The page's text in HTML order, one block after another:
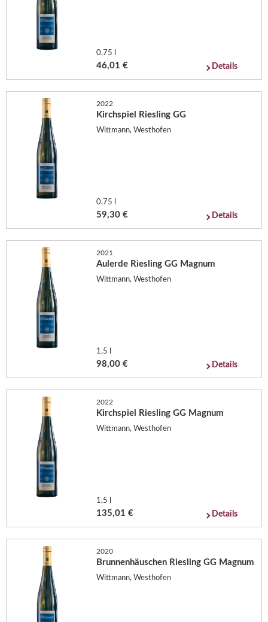
0,75 l
46,01 € Details
2022
Kirchspiel Riesling GG
Wittmann, Westhofen
0,75 l
59,30 € Details
2021
Aulerde Riesling GG Magnum
Wittmann, Westhofen
1,5 l
98,00 € Details
2022
Kirchspiel Riesling GG Magnum
Wittmann, Westhofen
1,5 l
135,01 € Details
2020
Brunnenhäuschen Riesling GG Magnum
Wittmann, Westhofen